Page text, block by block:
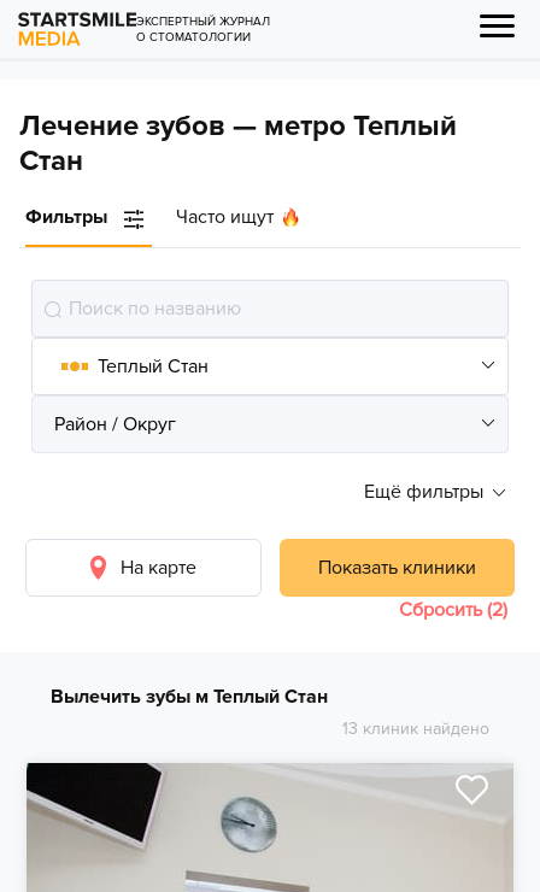
ЭКСПЕРТНЫЙ ЖУРНАЛ
О СТОМАТОЛОГИИ
Лечение зубов — метро Теплый
Стан
Фильтры Часто ищут
Ещё фильтры
На карте
Показать клиники
Сбросить (2)
Вылечить зубы м Теплый Стан
13 клиник найдено